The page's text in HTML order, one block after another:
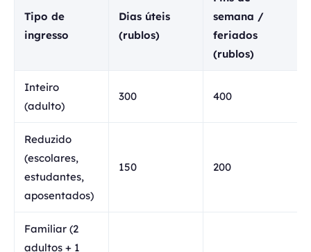
Tipo de
ingresso
Dias úteis
(rublos)
semana /
feriados
(rublos)
Inteiro
(adulto)
300 400
Reduzido
(escolares,
estudantes,
aposentados)
150 200
Familiar (2
adultos + 1